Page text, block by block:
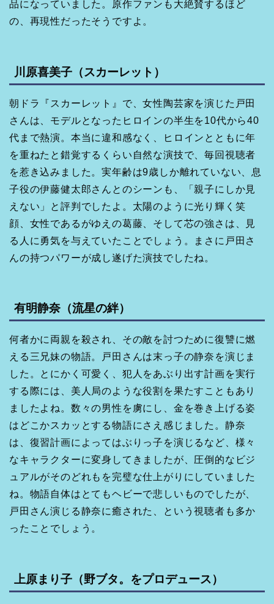
品になっていました。原作ファンも大絶賛するほど
の、再現性だったそうですよ。
川原喜美子（スカーレット）
朝ドラ『スカーレット』で、女性陶芸家を演じた戸田
さんは、モデルとなったヒロインの半生を10代から40
代まで熱演。本当に違和感なく、ヒロインとともに年
を重ねたと錯覚するくらい自然な演技で、毎回視聴者
を惹き込みました。実年齢は9歳しか離れていない、息
子役の伊藤健太郎さんとのシーンも、「親子にしか見
えない」と評判でしたよ。太陽のように光り輝く笑
顔、女性であるがゆえの葛藤、そして芯の強さは、見
る人に勇気を与えていたことでしょう。まさに戸田さ
んの持つパワーが成し遂げた演技でしたね。
有明静奈（流星の絆）
何者かに両親を殺され、その敵を討つために復讐に燃
える三兄妹の物語。戸田さんは末っ子の静奈を演じま
した。とにかく可愛く、犯人をあぶり出す計画を実行
する際には、美人局のような役割を果たすこともあり
ましたよね。数々の男性を虜にし、金を巻き上げる姿
はどこかスカッとする物語にさえ感じました。静奈
は、復習計画によってはぶりっ子を演じるなど、様々
なキャラクターに変身してきましたが、圧倒的なビジ
ュアルがそのどれもを完璧な仕上がりにしていました
ね。物語自体はとてもヘビーで悲しいものでしたが、
戸田さん演じる静奈に癒された、という視聴者も多か
ったことでしょう。
上原まり子（野ブタ。をプロデュース）